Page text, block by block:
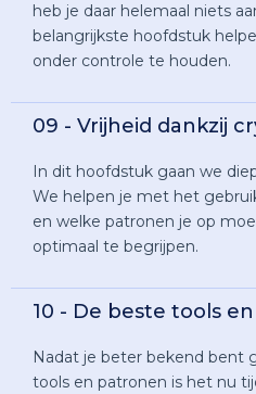
heb je daar helemaal niets
belangrijkste hoofdstuk
onder controle te houden.
09 - Vrijheid dankzij
In dit hoofdstuk gaan we
We helpen je met het
en welke patronen je op
optimaal te begrijpen.
10 - De beste tools
Nadat je beter bekend bent
tools en patronen is het nu